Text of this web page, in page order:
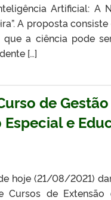
Artificial: A
A proposta
que a ciência pode
[…]
de
Especial e
hoje (21/08/2021)
Cursos de Extensão